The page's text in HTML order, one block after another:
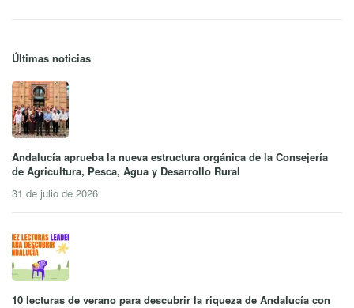
Últimas noticias
Andalucía aprueba la nueva estructura orgánica de la Consejería
de Agricultura, Pesca, Agua y Desarrollo Rural
31 de julio de 2026
10 lecturas de verano para descubrir la riqueza de Andalucía con